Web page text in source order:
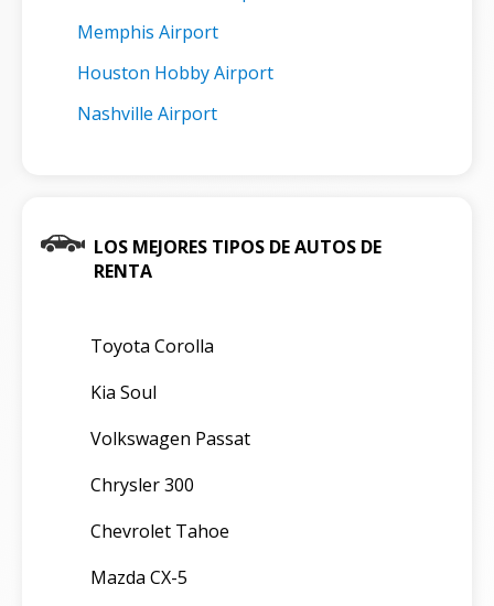
Memphis Airport
Houston Hobby Airport
Nashville Airport
LOS MEJORES TIPOS DE AUTOS DE
RENTA
Toyota Corolla
Kia Soul
Volkswagen Passat
Chrysler 300
Chevrolet Tahoe
Mazda CX-5